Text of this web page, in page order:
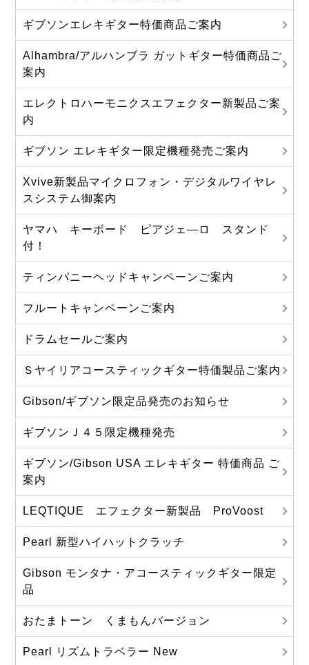
ギブソンエレキギター特価商品ご案内
Alhambra/アルハンブラ ガットギター特価商品ご
案内
エレクトロハーモニクスエフェクター新製品ご案
内
ギブソン エレキギター限定機種発売ご案内
Xvive新製品マイクロフォン・デジタルワイヤレ
スシステム御案内
ヤマハ キーボード ピアジェ―ロ スタンド
付！
ティンパニーヘッドキャンペーンご案内
フルートキャンペーンご案内
ドラムセールご案内
Ｓヤイリアコースティックギター特価製品ご案内
Gibson/ギブソン限定品発売のお知らせ
ギブソンＪ４５限定機種発売
ギブソン/Gibson USA エレキギター 特価商品 ご
案内
LEQTIQUE エフェクター新製品 ProVoost
Pearl 新型ハイハットクラッチ
Gibson モンタナ・アコースティックギター限定
品
おたまトーン くまもんバージョン
Pearl リズムトラベラー New